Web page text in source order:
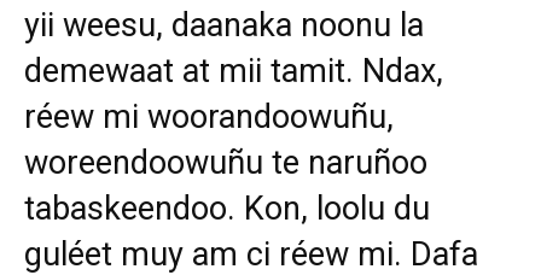
yii weesu, daanaka noonu la
demewaat at mii tamit. Ndax,
réew mi woorandoowuñu,
woreendoowuñu te naruñoo
tabaskeendoo. Kon, loolu du
guléet muy am ci réew mi. Dafa